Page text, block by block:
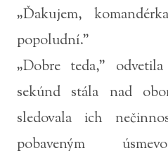
„Ďakujem,
popoludní.”
„Dobre teda,”
sekúnd stála nad
sledovala ich
pobaveným